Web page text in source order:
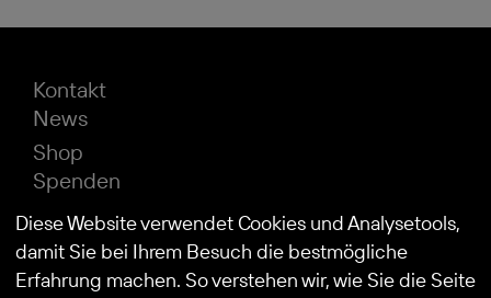
Kontakt
News
Shop
Spenden
Impressum
Datenschutz
Diese Website verwendet Cookies und Analysetools,
damit Sie bei Ihrem Besuch die bestmögliche
Erfahrung machen. So verstehen wir, wie Sie die Seite